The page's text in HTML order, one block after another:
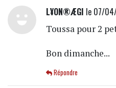
L¥ON®ÆGI le 07/
Toussa pour 2
Bon dimanche...
Répondre